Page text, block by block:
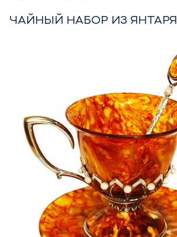
ЧАЙНЫЙ НАБОР ИЗ ЯНТАРЯ